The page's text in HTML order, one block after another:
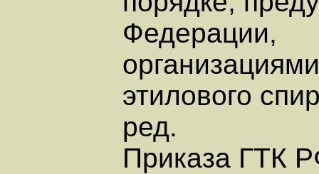
Федерации,
этилового
ред.
Приказа ГТК